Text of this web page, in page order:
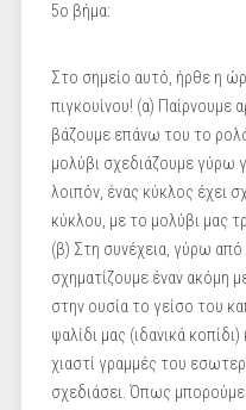
5ο βήμα:
Στο σημείο αυτό, ήρθε η
πιγκουίνου! (α) Παίρνουμε
βάζουμε επάνω του το
μολύβι σχεδιάζουμε γύρω
λοιπόν, ένας κύκλος έχει
κύκλου, με το μολύβι μας
(β) Στη συνέχεια, γύρω
σχηματίζουμε έναν ακόμη
στην ουσία το γείσο του
ψαλίδι μας (ιδανικά
χιαστί γραμμές του
σχεδιάσει. Όπως